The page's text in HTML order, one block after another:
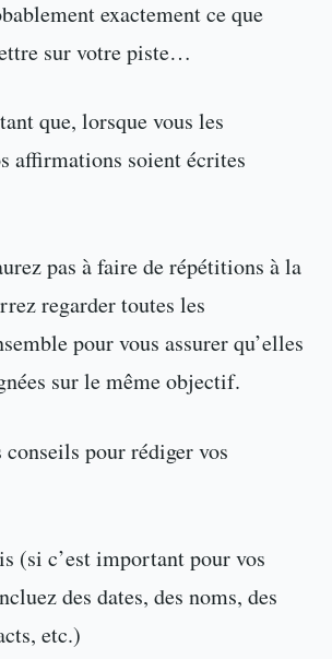
exactement ce que
sur votre piste…
que, lorsque vous les
affirmations soient écrites
pas à faire de répétitions à la
regarder toutes les
pour vous assurer qu’elles
sur le même objectif.
pour rédiger vos
(si c’est important pour vos
des dates, des noms, des
etc.)